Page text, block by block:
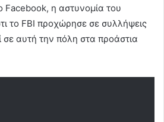
Facebook, η αστυνομία του
το FBI προχώρησε σε συλλήψεις
αυτή την πόλη στα προάστια